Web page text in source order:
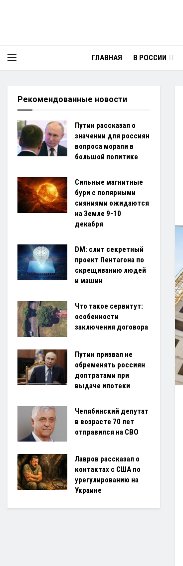
ГЛАВНАЯ В РОССИИ
Рекомендованные новости
Путин рассказал о
значении для россиян
вопроса морали в
большой политике
Сильные магнитные
бури с полярными
сияниями ожидаются
на Земле 9-10
декабря
DM: слит секретный
проект Пентагона по
скрещиванию людей
и машин
Что такое сервитут:
особенности
заключения договора
Путин призвал не
обременять россиян
доптратами при
выдаче ипотеки
Челябинский депутат
в возрасте 70 лет
отправился на СВО
Лавров рассказал о
контактах с США по
урегулированию на
Украине